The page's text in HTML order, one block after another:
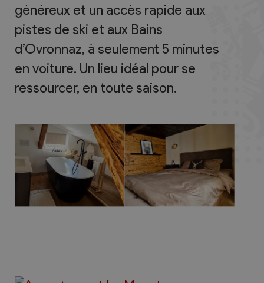
généreux et un accès rapide aux
pistes de ski et aux Bains
d’Ovronnaz, à seulement 5 minutes
en voiture. Un lieu idéal pour se
ressourcer, en toute saison.